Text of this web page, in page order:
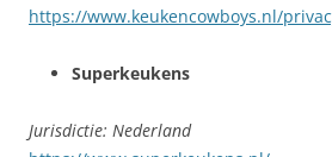
https://www.keukencowboys.nl/
Superkeukens
Jurisdictie: Nederland